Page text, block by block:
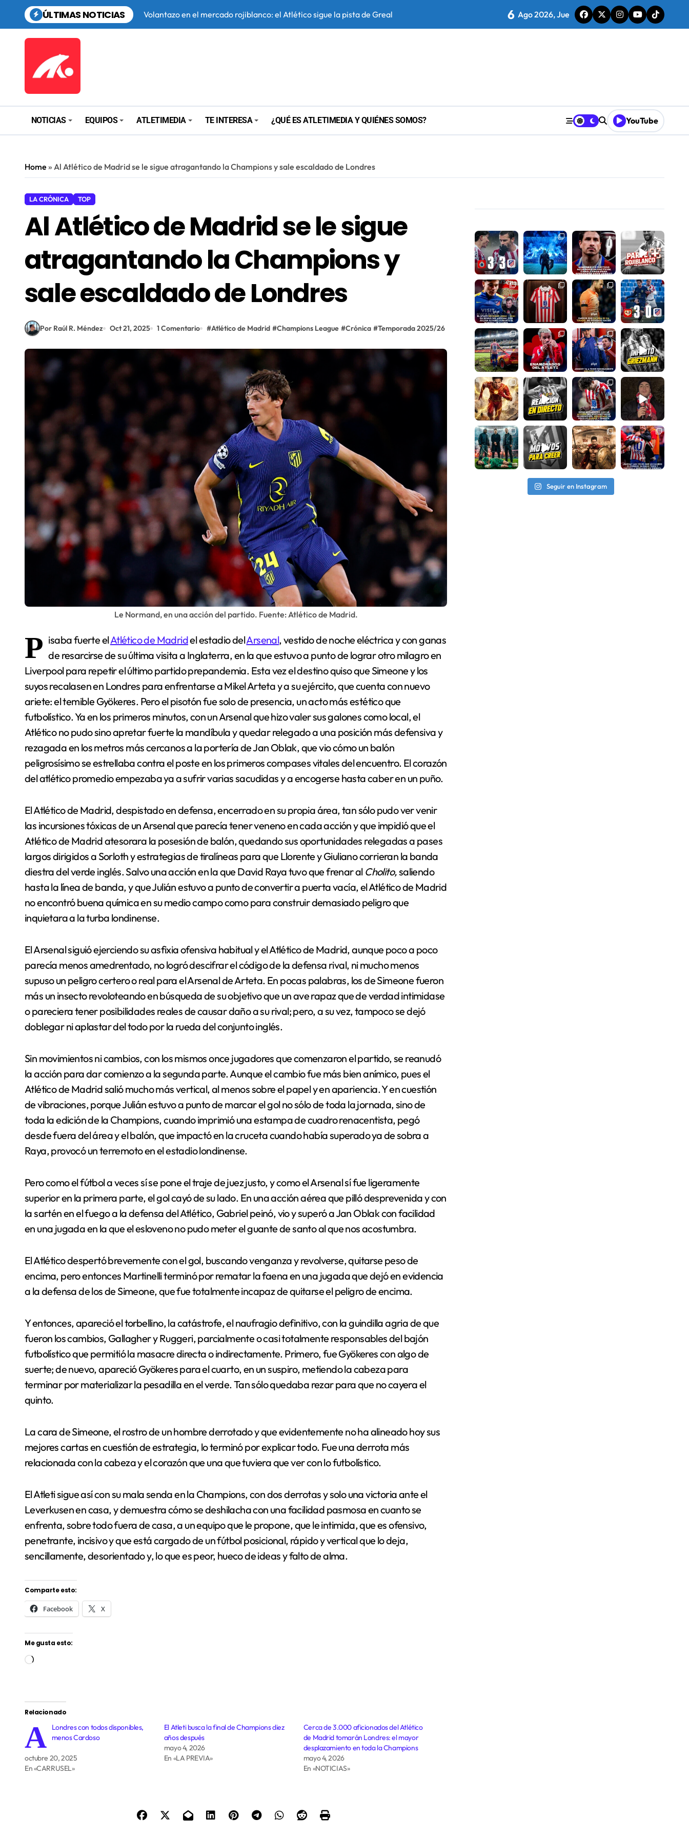
contenido
ÚLTIMAS NOTICIAS
El Atlético Madrileño de la 26/27, bajo lupa
6 Ago 2026, Jue
NOTICIAS EQUIPOS ATLETIMEDIA TE INTERESA ¿QUÉ ES ATLETIMEDIA Y QUIÉNES SOMOS? YouTube
Home » Al Atlético de Madrid se le sigue atragantando la Champions y sale escaldado de Londres
LA CRÓNICA TOP
Al Atlético de Madrid se le sigue
atragantando la Champions y
sale escaldado de Londres
Por Raúl R. Méndez Oct 21, 2025 1 Comentario #Atlético de Madrid #Champions League #Crónica #Temporada 2025/26
Le Normand, en una acción del partido. Fuente: Atlético de Madrid.
P isaba fuerte elAtlético de Madridel estadio delArsenal, vestido de noche eléctrica y con ganas
de resarcirse de su última visita a Inglaterra, en la que estuvo a punto de lograr otro milagro en
Liverpool para repetir el último partido prepandemia. Esta vez el destino quiso que Simeone y los
suyos recalasen en Londres para enfrentarse a Mikel Arteta y a su ejército, que cuenta con nuevo
ariete: el temible Gyökeres. Pero el pisotón fue solo de presencia, un acto más estético que
futbolístico. Ya en los primeros minutos, con un Arsenal que hizo valer sus galones como local, el
Atlético no pudo sino apretar fuerte la mandíbula y quedar relegado a una posición más defensiva y
rezagada en los metros más cercanos a la portería de Jan Oblak, que vio cómo un balón
peligrosísimo se estrellaba contra el poste en los primeros compases vitales del encuentro. El corazón
del atlético promedio empezaba ya a sufrir varias sacudidas y a encogerse hasta caber en un puño.
El Atlético de Madrid, despistado en defensa, encerrado en su propia área, tan sólo pudo ver venir
las incursiones tóxicas de un Arsenal que parecía tener veneno en cada acción y que impidió que el
Atlético de Madrid atesorara la posesión de balón, quedando sus oportunidades relegadas a pases
largos dirigidos a Sorloth y estrategias de tiralíneas para que Llorente y Giuliano corrieran la banda
diestra del verde inglés. Salvo una acción en la que David Raya tuvo que frenar al Cholito,saliendo
hasta la línea de banda, y que Julián estuvo a punto de convertir a puerta vacía, el Atlético de Madrid
no encontró buena química en su medio campo como para construir demasiado peligro que
inquietara a la turba londinense.
El Arsenal siguió ejerciendo su asfixia ofensiva habitual y el Atlético de Madrid, aunque poco a poco
parecía menos amedrentado, no logró descifrar el código de la defensa rival, ni mucho menos
supuso un peligro certero o real para el Arsenal de Arteta. En pocas palabras, los de Simeone fueron
más un insecto revoloteando en búsqueda de su objetivo que un ave rapaz que de verdad intimidase
o pareciera tener posibilidades reales de causar daño a su rival; pero, a su vez, tampoco se dejó
doblegar ni aplastar del todo por la rueda del conjunto inglés.
Sin movimientos ni cambios, con los mismos once jugadores que comenzaron el partido, se reanudó
la acción para dar comienzo a la segunda parte. Aunque el cambio fue más bien anímico, pues el
Atlético de Madrid salió mucho más vertical, al menos sobre el papel y en apariencia. Y en cuestión
de vibraciones, porque Julián estuvo a punto de marcar el gol no sólo de toda la jornada, sino de
toda la edición de la Champions, cuando imprimió una estampa de cuadro renacentista, pegó
desde fuera del área y el balón, que impactó en la cruceta cuando había superado ya de sobra a
Raya, provocó un terremoto en el estadio londinense.
Pero como el fútbol a veces sí se pone el traje de juez justo, y como el Arsenal sí fue ligeramente
superior en la primera parte, el gol cayó de su lado. En una acción aérea que pilló desprevenida y con
la sartén en el fuego a la defensa del Atlético, Gabriel peinó, vio y superó a Jan Oblak con facilidad
en una jugada en la que el esloveno no pudo meter el guante de santo al que nos acostumbra.
El Atlético despertó brevemente con el gol, buscando venganza y revolverse, quitarse peso de
encima, pero entonces Martinelli terminó por rematar la faena en una jugada que dejó en evidencia
a la defensa de los de Simeone, que fue totalmente incapaz de quitarse el peligro de encima.
Y entonces, apareció el torbellino, la catástrofe, el naufragio definitivo, con la guindilla agria de que
fueron los cambios, Gallagher y Ruggeri, parcialmente o casi totalmente responsables del bajón
futbolístico que permitió la masacre directa o indirectamente. Primero, fue Gyökeres con algo de
suerte; de nuevo, apareció Gyökeres para el cuarto, en un suspiro, metiendo la cabeza para
terminar por materializar la pesadilla en el verde. Tan sólo quedaba rezar para que no cayera el
quinto.
La cara de Simeone, el rostro de un hombre derrotado y que evidentemente no ha alineado hoy sus
mejores cartas en cuestión de estrategia, lo terminó por explicar todo. Fue una derrota más
relacionada con la cabeza y el corazón que una que tuviera que ver con lo futbolístico.
El Atleti sigue así con su mala senda en la Champions, con dos derrotas y solo una victoria ante el
Leverkusen en casa, y demuestra cómo se deshilacha con una facilidad pasmosa en cuanto se
enfrenta, sobre todo fuera de casa, a un equipo que le propone, que le intimida, que es ofensivo,
penetrante, incisivo y que está cargado de un fútbol posicional, rápido y vertical que lo deja,
sencillamente, desorientado y, lo que es peor, hueco de ideas y falto de alma.
Comparte esto:
Facebook X
Me gusta esto:
Cargando...
Relacionado
A
Londres con todos disponibles,
menos Cardoso
octubre 20, 2025
En «CARRUSEL»
El Atleti busca la final de Champions diez
años después
mayo 4, 2026
En «LA PREVIA»
Cerca de 3.000 aficionados del Atlético
de Madrid tomarán Londres: el mayor
desplazamiento en toda la Champions
mayo 4, 2026
En «NOTICIAS»
Seguir en Instagram